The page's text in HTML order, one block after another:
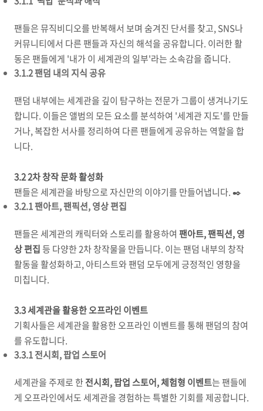
팬들은 뮤직비디오를 반복해서 보며 숨겨진 단서를 찾고, SNS나
커뮤니티에서 다른 팬들과 자신의 해석을 공유합니다. 이러한 활
동은 팬들에게 '내가 이 세계관의 일부'라는 소속감을 줍니다.
3.1.2 팬덤 내의 지식 공유
팬덤 내부에는 세계관을 깊이 탐구하는 전문가 그룹이 생겨나기도
합니다. 이들은 앨범의 모든 요소를 분석하여 '세계관 지도'를 만들
거나, 복잡한 서사를 정리하여 다른 팬들에게 공유하는 역할을 합
니다.
3.2 2차 창작 문화 활성화
팬들은 세계관을 바탕으로 자신만의 이야기를 만들어냅니다. ✒️
3.2.1 팬아트, 팬픽션, 영상 편집
팬들은 세계관의 캐릭터와 스토리를 활용하여 팬아트, 팬픽션, 영
상 편집등 다양한 2차 창작물을 만듭니다. 이는 팬덤 내부의 창작
활동을 활성화하고, 아티스트와 팬덤 모두에게 긍정적인 영향을
미칩니다.
3.3 세계관을 활용한 오프라인 이벤트
기획사들은 세계관을 활용한 오프라인 이벤트를 통해 팬덤의 참여
를 유도합니다.
3.3.1 전시회, 팝업 스토어
세계관을 주제로 한전시회, 팝업 스토어, 체험형 이벤트는 팬들에
게 오프라인에서도 세계관을 경험하는 특별한 기회를 제공합니다.